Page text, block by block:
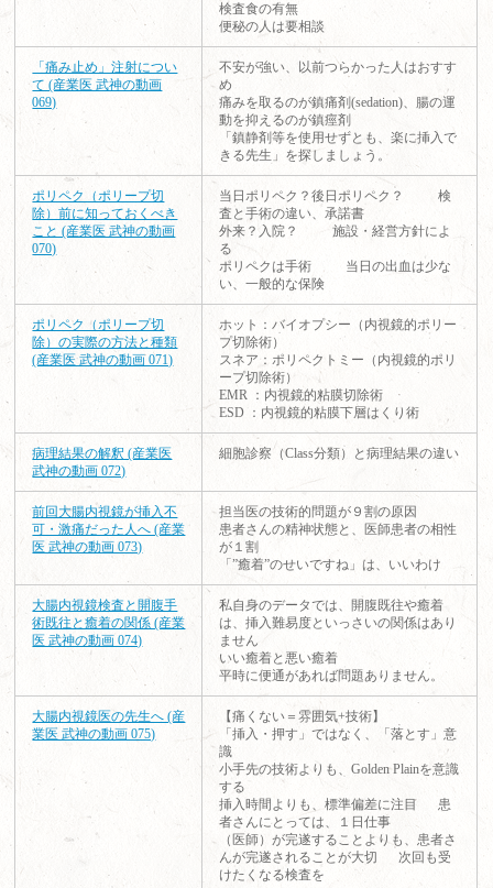
検査食の有無
便秘の人は要相談
「痛み止め」注射につい
て (産業医 武神の動画
069)
不安が強い、以前つらかった人はおすす
め
痛みを取るのが鎮痛剤(sedation)、腸の運
動を抑えるのが鎮痙剤
「鎮静剤等を使用せずとも、楽に挿入で
きる先生」を探しましょう。
ポリペク（ポリープ切
除）前に知っておくべき
こと (産業医 武神の動画
070)
当日ポリペク？後日ポリペク？ 検
査と手術の違い、承諾書
外来？入院？ 施設・経営方針によ
る
ポリペクは手術 当日の出血は少な
い、一般的な保険
ポリペク（ポリープ切
除）の実際の方法と種類
(産業医 武神の動画 071)
ホット：バイオプシー（内視鏡的ポリー
プ切除術）
スネア：ポリペクトミー（内視鏡的ポリ
ープ切除術）
EMR ：内視鏡的粘膜切除術
ESD ：内視鏡的粘膜下層はくり術
病理結果の解釈 (産業医
武神の動画 072)
細胞診察（Class分類）と病理結果の違い
前回大腸内視鏡が挿入不
可・激痛だった人へ (産業
医 武神の動画 073)
担当医の技術的問題が９割の原因
患者さんの精神状態と、医師患者の相性
が１割
「”癒着”のせいですね」は、いいわけ
大腸内視鏡検査と開腹手
術既往と癒着の関係 (産業
医 武神の動画 074)
私自身のデータでは、開腹既往や癒着
は、挿入難易度といっさいの関係はあり
ません
いい癒着と悪い癒着
平時に便通があれば問題ありません。
大腸内視鏡医の先生へ (産
業医 武神の動画 075)
【痛くない＝雰囲気+技術】
「挿入・押す」ではなく、「落とす」意
識
小手先の技術よりも、Golden Plainを意識
する
挿入時間よりも、標準偏差に注目 患
者さんにとっては、１日仕事
（医師）が完遂することよりも、患者さ
んが完遂されることが大切 次回も受
けたくなる検査を